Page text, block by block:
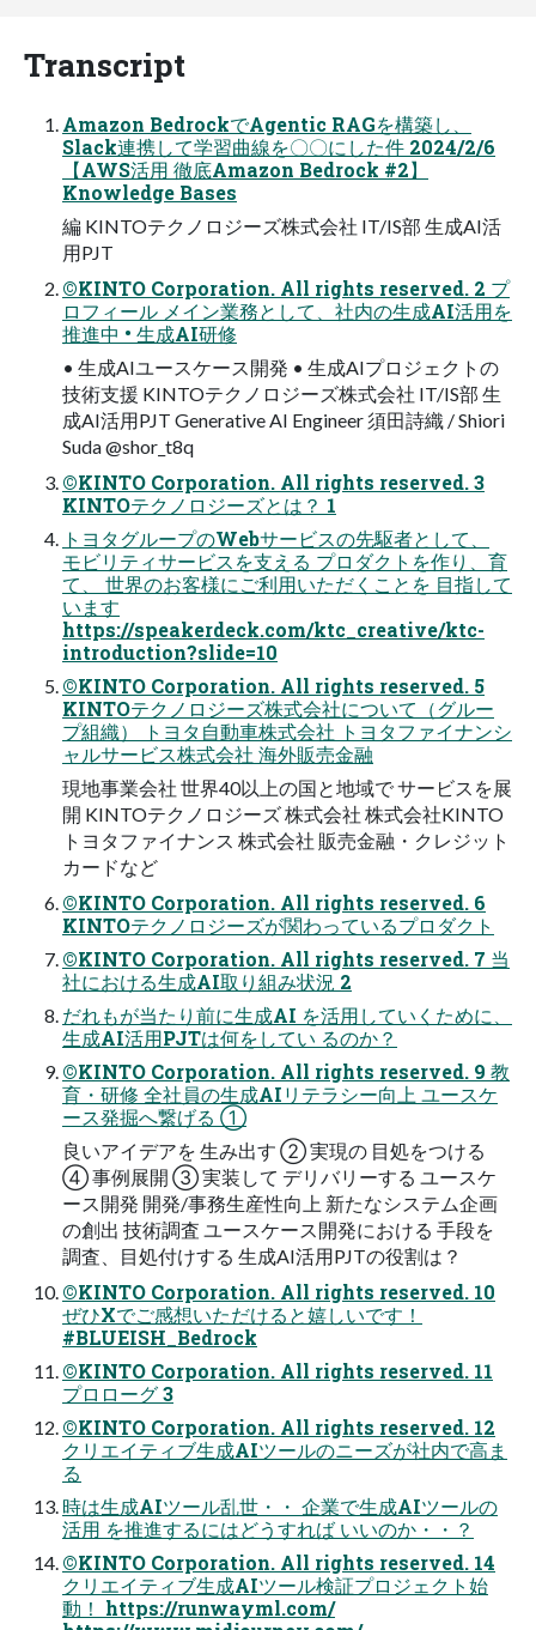
Transcript
Amazon BedrockでAgentic RAGを構築し、
Slack連携して学習曲線を〇〇にした件 2024/2/6
【AWS活用 徹底Amazon Bedrock #2】
Knowledge Bases
編 KINTOテクノロジーズ株式会社 IT/IS部 生成AI活
用PJT
©KINTO Corporation. All rights reserved. 2 プ
ロフィール メイン業務として、社内の生成AI活用を
推進中 • 生成AI研修
• 生成AIユースケース開発 • 生成AIプロジェクトの
技術支援 KINTOテクノロジーズ株式会社 IT/IS部 生
成AI活用PJT Generative AI Engineer 須田詩織 / Shiori
Suda @shor_t8q
©KINTO Corporation. All rights reserved. 3
KINTOテクノロジーズとは？ 1
トヨタグループのWebサービスの先駆者として、
モビリティサービスを支える プロダクトを作り、育
て、 世界のお客様にご利用いただくことを 目指して
います
https://speakerdeck.com/ktc_creative/ktc-
introduction?slide=10
©KINTO Corporation. All rights reserved. 5
KINTOテクノロジーズ株式会社について（グルー
プ組織） トヨタ自動車株式会社 トヨタファイナンシ
ャルサービス株式会社 海外販売金融
現地事業会社 世界40以上の国と地域で サービスを展
開 KINTOテクノロジーズ 株式会社 株式会社KINTO
トヨタファイナンス 株式会社 販売金融・クレジット
カードなど
©KINTO Corporation. All rights reserved. 6
KINTOテクノロジーズが関わっているプロダクト
©KINTO Corporation. All rights reserved. 7 当
社における生成AI取り組み状況 2
だれもが当たり前に生成AI を活用していくために、
生成AI活用PJTは何をしてい るのか？
©KINTO Corporation. All rights reserved. 9 教
育・研修 全社員の生成AIリテラシー向上 ユースケ
ース発掘へ繋げる ①
良いアイデアを 生み出す ② 実現の 目処をつける
④ 事例展開 ③ 実装して デリバリーする ユースケ
ース開発 開発/事務生産性向上 新たなシステム企画
の創出 技術調査 ユースケース開発における 手段を
調査、目処付けする 生成AI活用PJTの役割は？
©KINTO Corporation. All rights reserved. 10
ぜひXでご感想いただけると嬉しいです！
#BLUEISH_Bedrock
©KINTO Corporation. All rights reserved. 11
プロローグ 3
©KINTO Corporation. All rights reserved. 12
クリエイティブ生成AIツールのニーズが社内で高ま
る
時は生成AIツール乱世・・ 企業で生成AIツールの
活用 を推進するにはどうすれば いいのか・・？
©KINTO Corporation. All rights reserved. 14
クリエイティブ生成AIツール検証プロジェクト始
動！ https://runwayml.com/